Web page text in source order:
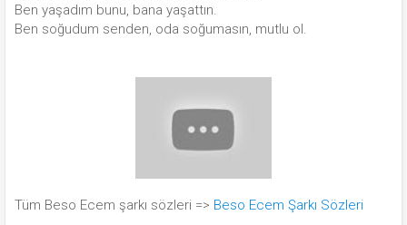
Ben yaşadım bunu, bana yaşattın.
Ben soğudum senden, oda soğumasın, mutlu ol.
Tüm Beso Ecem şarkı sözleri => Beso Ecem Şarkı Sözleri